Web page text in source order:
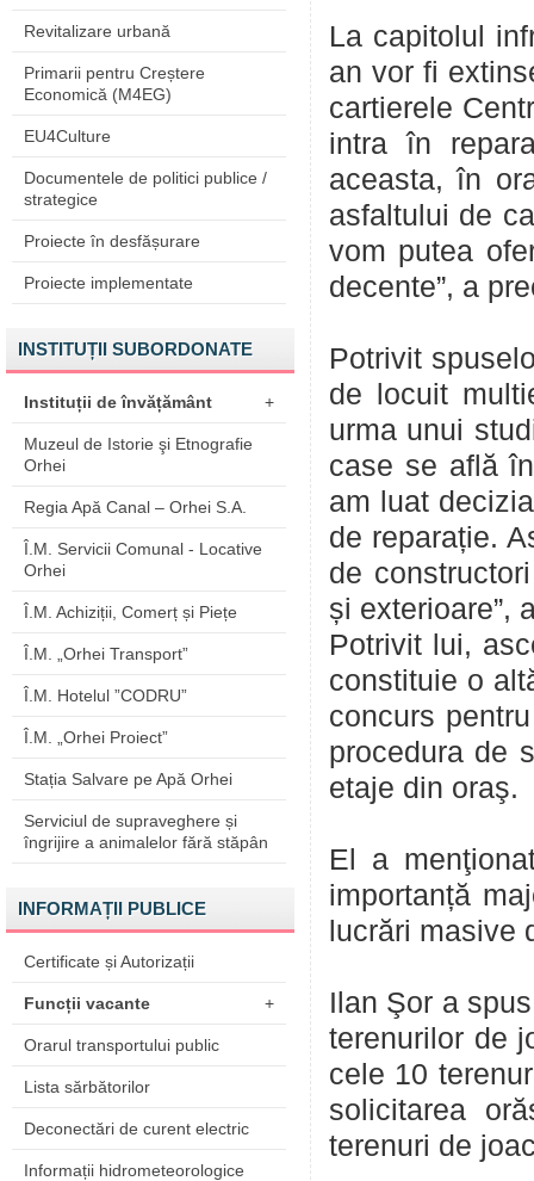
Revitalizare urbană
Primarii pentru Creștere
Economică (M4EG)
EU4Culture
Documentele de politici publice /
strategice
Proiecte în desfășurare
Proiecte implementate
INSTITUȚII SUBORDONATE
Instituții de învățământ +
Muzeul de Istorie şi Etnografie
Orhei
Regia Apă Canal – Orhei S.A.
Î.M. Servicii Comunal - Locative
Orhei
Î.M. Achiziții, Comerț și Piețe
Î.M. „Orhei Transport”
Î.M. Hotelul ”CODRU”
Î.M. „Orhei Proiect”
Stația Salvare pe Apă Orhei
Serviciul de supraveghere și
îngrijire a animalelor fără stăpân
INFORMAȚII PUBLICE
Certificate și Autorizații
Funcții vacante +
Orarul transportului public
Lista sărbătorilor
Deconectări de curent electric
Informații hidrometeorologice
La capitolul
an vor fi
cartierele
intra în
aceasta, în
asfaltului de
vom putea
decente”, a
Potrivit
de locuit
urma unui
case se află
am luat
de reparație.
de
și exterioare”,
Potrivit lui,
constituie o
concurs
procedura de
etaje din oraş.
El a
importanță
lucrări masive
Ilan Şor a
terenurilor de
cele 10
solicitarea
terenuri de